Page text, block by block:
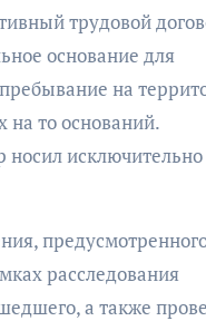
трудовой
основание для
на
на то оснований.
носил исключительно
расследования
а также